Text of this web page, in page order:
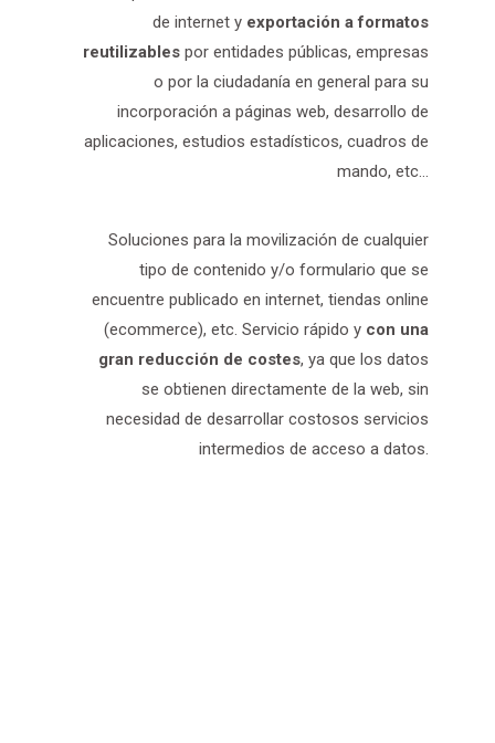
de internet y exportación a formatos
reutilizables por entidades públicas, empresas
o por la ciudadanía en general para su
incorporación a páginas web, desarrollo de
aplicaciones, estudios estadísticos, cuadros de
mando, etc…
Soluciones para la movilización de cualquier
tipo de contenido y/o formulario que se
encuentre publicado en internet, tiendas online
(ecommerce), etc. Servicio rápido y con una
gran reducción de costes, ya que los datos
se obtienen directamente de la web, sin
necesidad de desarrollar costosos servicios
intermedios de acceso a datos.